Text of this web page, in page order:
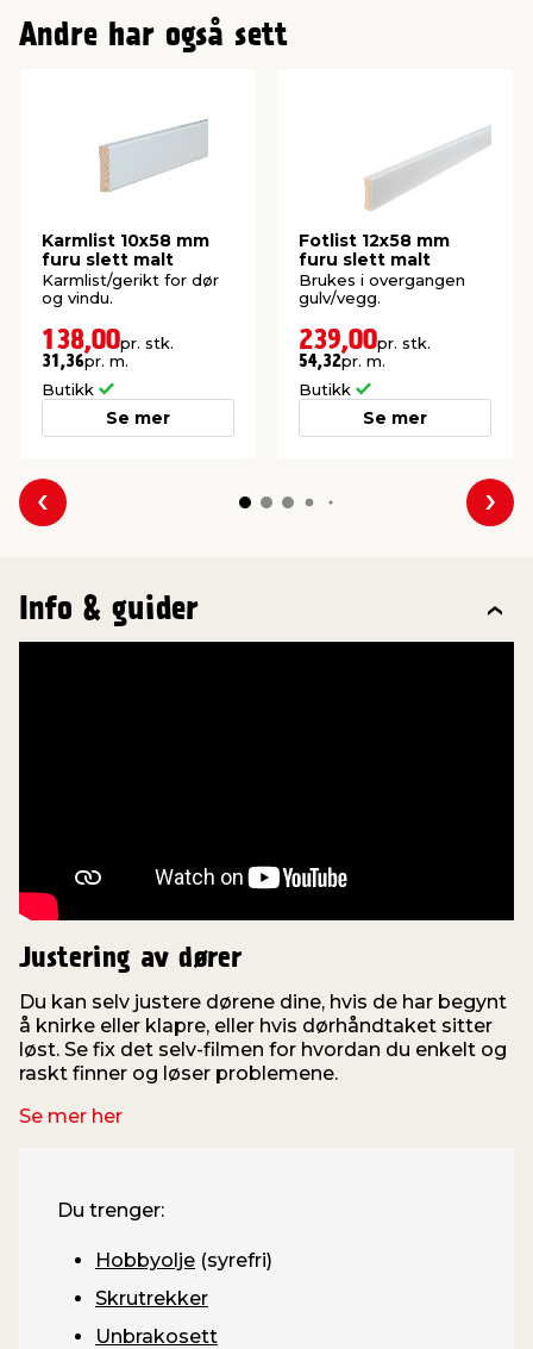
Andre har også sett
Karmlist 10x58 mm
furu slett malt
Karmlist/gerikt for dør
og vindu.
138,00pr. stk.
31,36pr. m.
Butikk
Se mer
Fotlist 12x58 mm
furu slett malt
Brukes i overgangen
gulv/vegg.
239,00pr. stk.
54,32pr. m.
Butikk
Se mer
Forrige
Info & guider
Justering av dører
Du kan selv justere dørene dine, hvis de har begynt
å knirke eller klapre, eller hvis dørhåndtaket sitter
løst. Se fix det selv-filmen for hvordan du enkelt og
raskt finner og løser problemene.
Se mer her
Du trenger:
Hobbyolje (syrefri)
Skrutrekker
Unbrakosett